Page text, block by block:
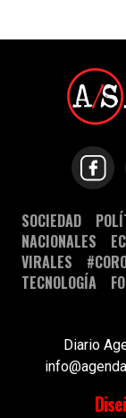
SOCIEDAD
NACIONALES
VIRALES
TECNOLOGÍA
Diario